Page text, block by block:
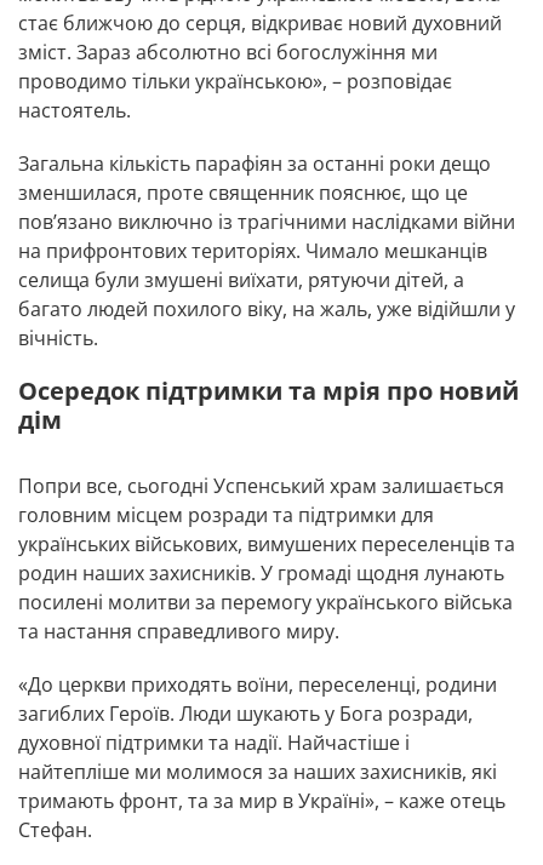
стає ближчою до серця, відкриває новий духовний
зміст. Зараз абсолютно всі богослужіння ми
проводимо тільки українською», – розповідає
настоятель.
Загальна кількість парафіян за останні роки дещо
зменшилася, проте священник пояснює, що це
пов’язано виключно із трагічними наслідками війни
на прифронтових територіях. Чимало мешканців
селища були змушені виїхати, рятуючи дітей, а
багато людей похилого віку, на жаль, уже відійшли у
вічність.
Осередок підтримки та мрія про новий
дім
Попри все, сьогодні Успенський храм залишається
головним місцем розради та підтримки для
українських військових, вимушених переселенців та
родин наших захисників. У громаді щодня лунають
посилені молитви за перемогу українського війська
та настання справедливого миру.
«До церкви приходять воїни, переселенці, родини
загиблих Героїв. Люди шукають у Бога розради,
духовної підтримки та надії. Найчастіше і
найтепліше ми молимося за наших захисників, які
тримають фронт, та за мир в Україні», – каже отець
Стефан.